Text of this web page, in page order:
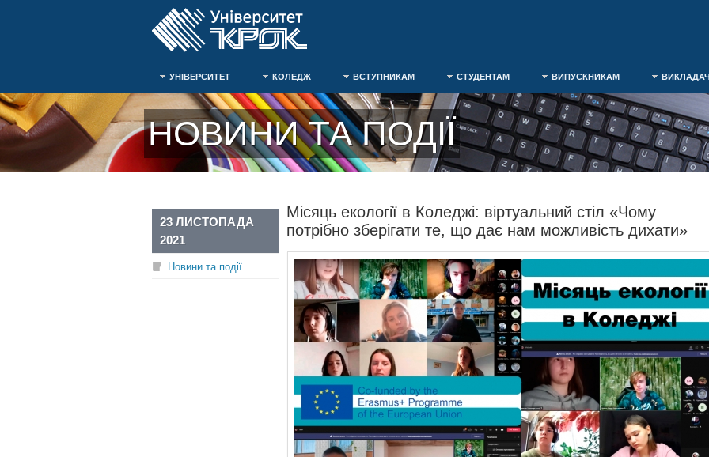
УНІВЕРСИТЕТ КОЛЕДЖ ВСТУПНИКАМ СТУДЕНТАМ ВИПУСКНИКАМ
НОВИНИ ТА ПОДІЇ
Місяць екології в Коледжі: віртуальний стіл «Чому
потрібно зберігати те, що дає нам можливість дихати»
23 ЛИСТОПАДА
2021
Новини та події